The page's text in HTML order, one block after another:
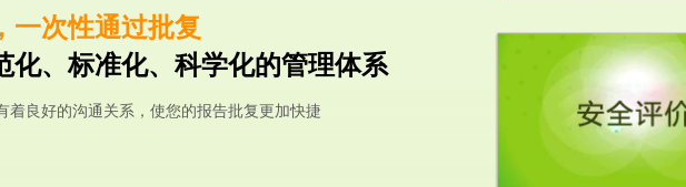
一次性通过批复
化、标准化、科学化的管理体系
着良好的沟通关系，使您的报告批复更加快捷